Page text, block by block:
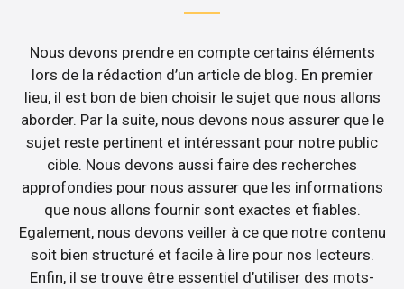
Nous devons prendre en compte certains éléments
lors de la rédaction d’un article de blog. En premier
lieu, il est bon de bien choisir le sujet que nous allons
aborder. Par la suite, nous devons nous assurer que le
sujet reste pertinent et intéressant pour notre public
cible. Nous devons aussi faire des recherches
approfondies pour nous assurer que les informations
que nous allons fournir sont exactes et fiables.
Egalement, nous devons veiller à ce que notre contenu
soit bien structuré et facile à lire pour nos lecteurs.
Enfin, il se trouve être essentiel d’utiliser des mots-